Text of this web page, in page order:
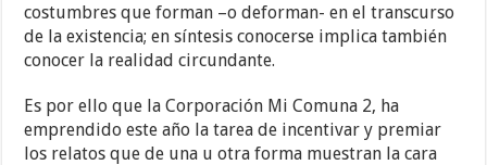
costumbres que forman –o deforman- en el transcurso
de la existencia; en síntesis conocerse implica también
conocer la realidad circundante.
Es por ello que la Corporación Mi Comuna 2, ha
emprendido este año la tarea de incentivar y premiar
los relatos que de una u otra forma muestran la cara